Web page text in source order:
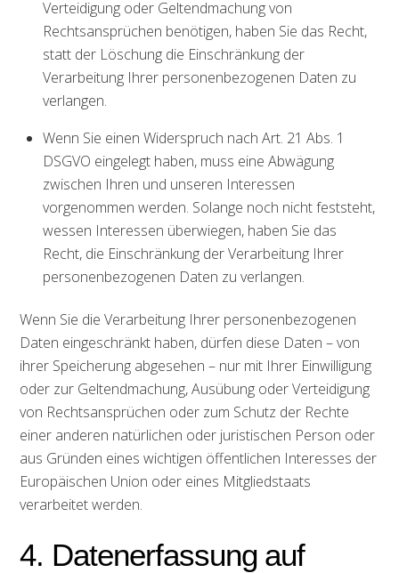
Verteidigung oder Geltendmachung von
Rechtsansprüchen benötigen, haben Sie das Recht,
statt der Löschung die Einschränkung der
Verarbeitung Ihrer personenbezogenen Daten zu
verlangen.
Wenn Sie einen Widerspruch nach Art. 21 Abs. 1
DSGVO eingelegt haben, muss eine Abwägung
zwischen Ihren und unseren Interessen
vorgenommen werden. Solange noch nicht feststeht,
wessen Interessen überwiegen, haben Sie das
Recht, die Einschränkung der Verarbeitung Ihrer
personenbezogenen Daten zu verlangen.
Wenn Sie die Verarbeitung Ihrer personenbezogenen
Daten eingeschränkt haben, dürfen diese Daten – von
ihrer Speicherung abgesehen – nur mit Ihrer Einwilligung
oder zur Geltendmachung, Ausübung oder Verteidigung
von Rechtsansprüchen oder zum Schutz der Rechte
einer anderen natürlichen oder juristischen Person oder
aus Gründen eines wichtigen öffentlichen Interesses der
Europäischen Union oder eines Mitgliedstaats
verarbeitet werden.
4. Datenerfassung auf